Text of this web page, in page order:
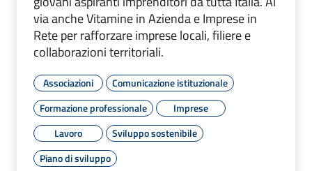
via anche Vitamine in Azienda e Imprese in
Rete per rafforzare imprese locali, filiere e
collaborazioni territoriali.
Associazioni
Comunicazione istituzionale
Formazione professionale
Imprese
Lavoro
Sviluppo sostenibile
Piano di sviluppo